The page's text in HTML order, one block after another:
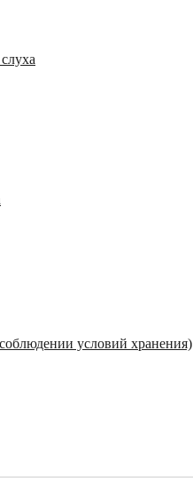
условий хранения)